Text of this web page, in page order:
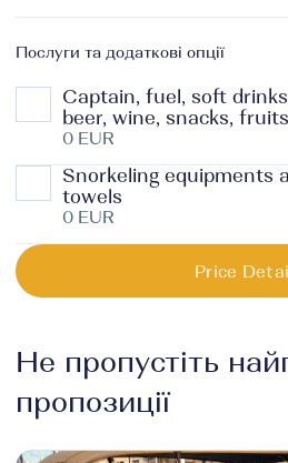
Послуги та додаткові опції
Captain, fuel, soft
beer, wine, snacks, fruits
0 EUR
Snorkeling equipments
towels
0 EUR
Price
Не пропустіть
пропозиції